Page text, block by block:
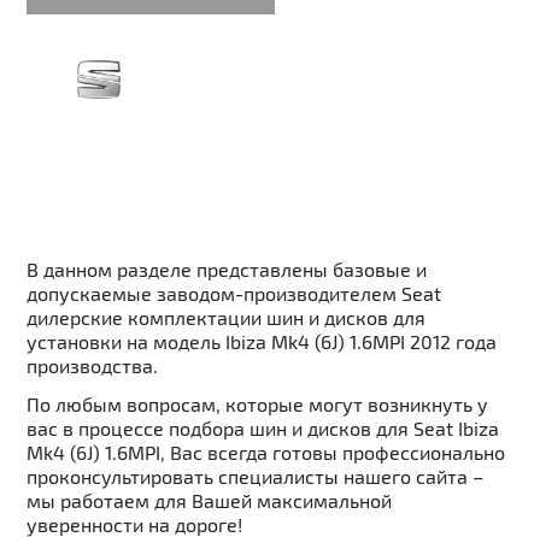
В данном разделе представлены базовые и
допускаемые заводом-производителем Seat
дилерские комплектации шин и дисков для
установки на модель Ibiza Mk4 (6J) 1.6MPI 2012 года
производства.
По любым вопросам, которые могут возникнуть у
вас в процессе подбора шин и дисков для Seat Ibiza
Mk4 (6J) 1.6MPI, Вас всегда готовы профессионально
проконсультировать специалисты нашего сайта –
мы работаем для Вашей максимальной
уверенности на дороге!